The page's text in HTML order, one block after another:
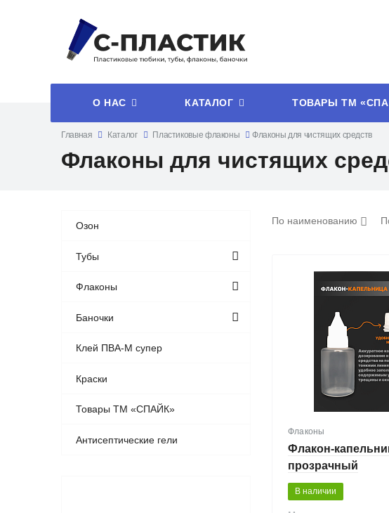
О НАС КАТАЛОГ ТОВАРЫ ТМ
Главная Каталог Пластиковые флаконы Флаконы для чистящих средств
Флаконы для чистящих
Озон
Тубы
Флаконы
Баночки
Клей ПВА-М супер
Краски
Товары ТМ «СПАЙК»
Антисептические гели
По наименованию
Флаконы
Флакон-
прозрачный
В наличии